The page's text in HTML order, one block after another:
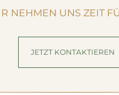
NEHMEN UNS ZEIT
JETZT KONTAKTIEREN